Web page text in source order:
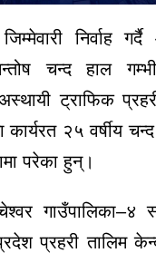
निर्वाह
चन्द हाल
ट्राफिक
कार्यरत २५ वर्षीय
परेका हुन्।
गाउँपालिका–४
प्रहरी तालिम